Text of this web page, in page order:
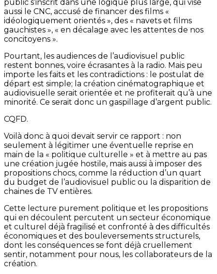
public s’inscrit dans une logique plus large, qui vise
aussi le CNC, accusé de financer des films «
idéologiquement orientés », des « navets et films
gauchistes », « en décalage avec les attentes de nos
concitoyens ».
Pourtant, les audiences de l’audiovisuel public
restent bonnes, voire écrasantes à la radio. Mais peu
importe les faits et les contradictions : le postulat de
départ est simple; la création cinématographique et
audiovisuelle serait orientée et ne profiterait qu’à une
minorité. Ce serait donc un gaspillage d’argent public.
CQFD.
Voilà donc à quoi devait servir ce rapport : non
seulement à légitimer une éventuelle reprise en
main de la « politique culturelle » et à mettre au pas
une création jugée hostile, mais aussi à imposer des
propositions chocs, comme la réduction d’un quart
du budget de l’audiovisuel public ou la disparition de
chaines de TV entières.
Cette lecture purement politique et les propositions
qui en découlent percutent un secteur économique
et culturel déjà fragilisé et confronté à des difficultés
économiques et des bouleversements structurels,
dont les conséquences se font déjà cruellement
sentir, notamment pour nous, les collaborateurs de la
création.